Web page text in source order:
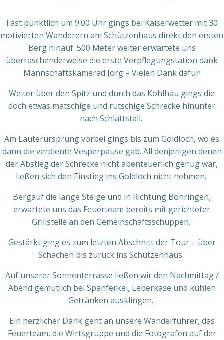
Fast pünktlich um 9.00 Uhr gings bei Kaiserwetter mit 30
motivierten Wanderern am Schützenhaus direkt den ersten
Berg hinauf. 500 Meter weiter erwartete uns
überraschenderweise die erste Verpflegungstation dank
Mannschaftskamerad Jörg – Vielen Dank dafür!
Weiter über den Spitz und durch das Kohlhau gings die
doch etwas matschige und rutschige Schrecke hinunter
nach Schlattstall.
Am Lauterursprung vorbei gings bis zum Goldloch, wo es
dann die verdiente Vesperpause gab. All denjenigen denen
der Abstieg der Schrecke nicht abenteuerlich genug war,
ließen sich den Einstieg ins Goldloch nicht nehmen.
Bergauf die lange Steige und in Richtung Böhringen,
erwartete uns das Feuerteam bereits mit gerichteter
Grillstelle an den Gemeinschaftsschuppen.
Gestärkt ging es zum letzten Abschnitt der Tour – über
Schachen bis zurück ins Schützenhaus.
Auf unserer Sonnenterrasse ließen wir den Nachmittag /
Abend gemütlich bei Spanferkel, Leberkäse und kühlen
Getränken ausklingen.
Ein herzlicher Dank geht an unsere Wanderführer, das
Feuerteam, die Wirtsgruppe und die Fotografen auf der